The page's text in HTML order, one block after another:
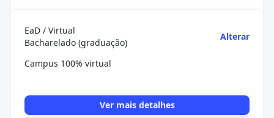
EaD / Virtual
Bacharelado (graduação)
Alterar
Campus 100% virtual
Ver mais detalhes